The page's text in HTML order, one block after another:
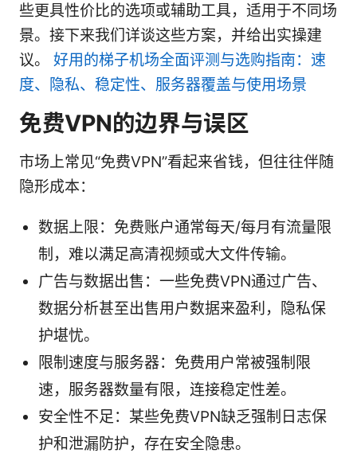
些更具性价比的选项或辅助工具，适用于不同场
景。接下来我们详谈这些方案，并给出实操建
议。 好用的梯子机场全面评测与选购指南：速
度、隐私、稳定性、服务器覆盖与使用场景
免费VPN的边界与误区
市场上常见“免费VPN”看起来省钱，但往往伴随
隐形成本：
数据上限：免费账户通常每天/每月有流量限
制，难以满足高清视频或大文件传输。
广告与数据出售：一些免费VPN通过广告、
数据分析甚至出售用户数据来盈利，隐私保
护堪忧。
限制速度与服务器：免费用户常被强制限
速，服务器数量有限，连接稳定性差。
安全性不足：某些免费VPN缺乏强制日志保
护和泄漏防护，存在安全隐患。